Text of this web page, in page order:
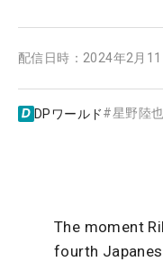
配信日時： 2024年2月
DPワールド#星野陸也
The moment
fourth